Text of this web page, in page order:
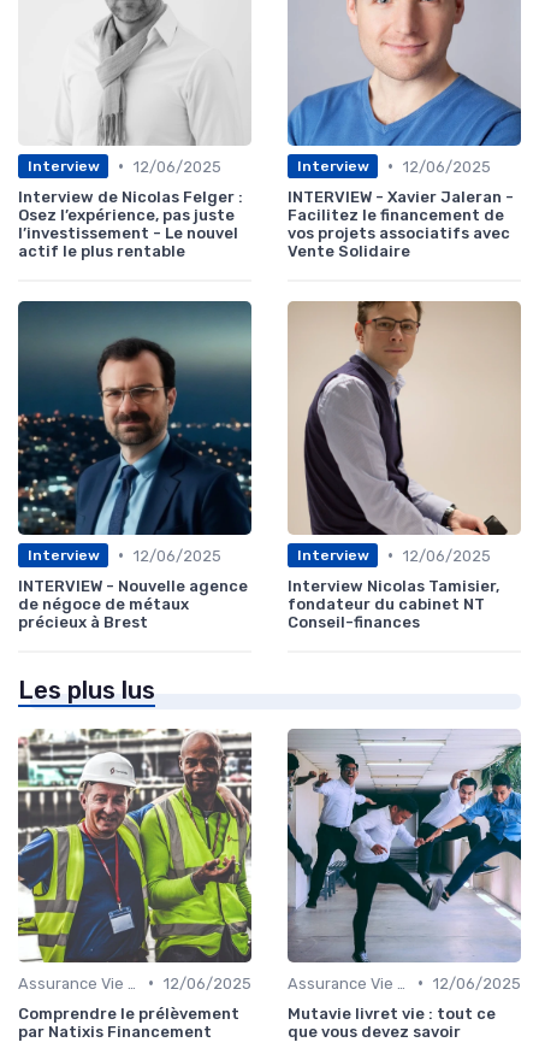
Interview • 12/06/2025
Interview de Nicolas Felger :
Osez l’expérience, pas juste
l’investissement - Le nouvel
actif le plus rentable
Interview • 12/06/2025
INTERVIEW - Xavier Jaleran -
Facilitez le financement de
vos projets associatifs avec
Vente Solidaire
Interview • 12/06/2025
INTERVIEW - Nouvelle agence
de négoce de métaux
précieux à Brest
Interview • 12/06/2025
Interview Nicolas Tamisier,
fondateur du cabinet NT
Conseil-finances
Les plus lus
• 12/06/2025
Comprendre le prélèvement
par Natixis Financement
• 12/06/2025
Mutavie livret vie : tout ce
que vous devez savoir